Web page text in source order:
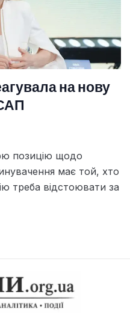
на нову
позицію щодо
має той, хто
треба відстоювати за